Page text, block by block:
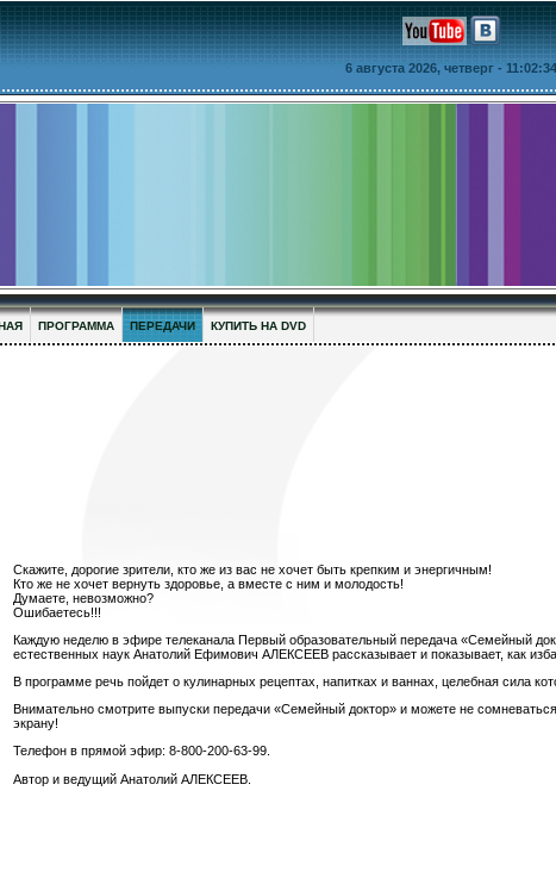
6 августа 2026, четверг - 11:02:34
ПРОГРАММА ПЕРЕДАЧИ КУПИТЬ НА DVD
Скажите, дорогие зрители, кто же из вас не хочет быть крепким и энергичным!
Кто же не хочет вернуть здоровье, а вместе с ним и молодость!
Думаете, невозможно?
Ошибаетесь!!!
Каждую неделю в эфире телеканала Первый образовательный передача «Семейный
естественных наук Анатолий Ефимович АЛЕКСЕЕВ рассказывает и показывает, как
В программе речь пойдет о кулинарных рецептах, напитках и ваннах, целебная сила
Внимательно смотрите выпуски передачи «Семейный доктор» и можете не
экрану!
Телефон в прямой эфир: 8-800-200-63-99.
Автор и ведущий Анатолий АЛЕКСЕЕВ.